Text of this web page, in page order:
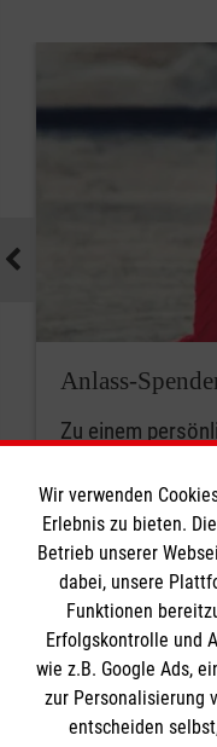
Anlass-
Zu einem
Informationen
Impressum
Wir verwenden
Erlebnis zu bieten.
Betrieb unserer
dabei, unsere
Funktionen
Erfolgskontrolle und
wie z.B. Google Ads,
zur Personalisierung
entscheiden